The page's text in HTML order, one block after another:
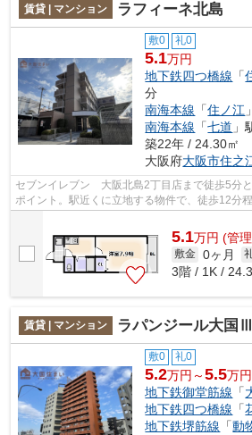
賃貸 | マンション ラフィーネ北島
敷0 礼0
5.1万円
地下鉄四つ橋線 「
分
南海本線 「住ノ江
南海本線 「七道 」
築22年 / 24.30㎡
大阪府大阪市住之
セブンイレブン 大阪北島2丁目店まで徒歩5分
ポイント。駅近くに立地する物件で、徒歩12分
5.1万円 (管
敷金 0ヶ月
3階 / 1K /
賃貸 | マンション ラパンジール大国Ⅲ
敷0 礼0
5.2万円～5.5万円
地下鉄御堂筋線 「
地下鉄四つ橋線 「
地下鉄堺筋線 「動